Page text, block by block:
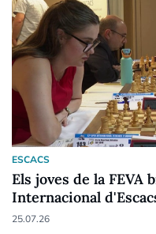
ESCACS
Els joves de la FEVA
Internacional
25.07.26